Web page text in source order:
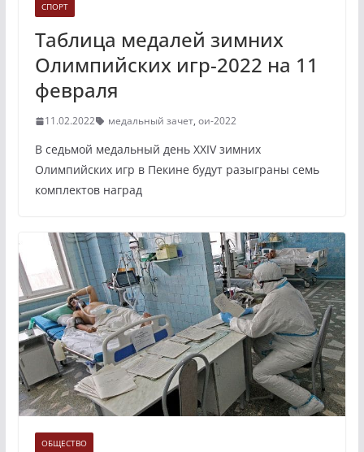
СПОРТ
Таблица медалей зимних
Олимпийских игр-2022 на 11
февраля
11.02.2022 медальный зачет, ои-2022
В седьмой медальный день XXIV зимних
Олимпийских игр в Пекине будут разыграны семь
комплектов наград
ОБЩЕСТВО